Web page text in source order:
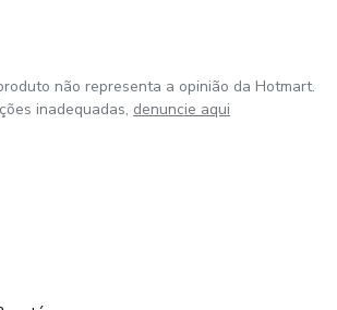
não representa a opinião da Hotmart.
inadequadas, denuncie aqui